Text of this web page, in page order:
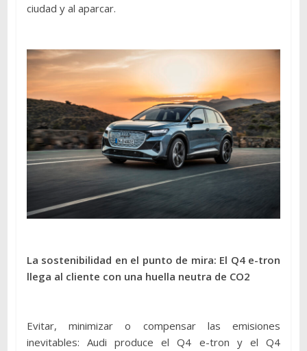
ciudad y al aparcar.
La sostenibilidad en el punto de mira: El Q4 e-tron
llega al cliente con una huella neutra de CO2
Evitar, minimizar o compensar las emisiones
inevitables: Audi produce el Q4 e-tron y el Q4